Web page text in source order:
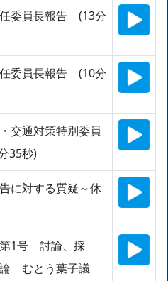
委員長報告 (13分
委員長報告 (10分
交通対策特別委員
35秒)
に対する質疑～休
1号 討論、採
むとう葉子議